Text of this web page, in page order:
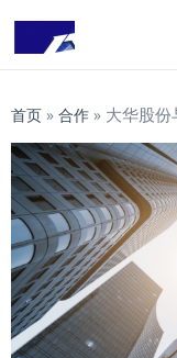
首页 » 合作 » 大华股